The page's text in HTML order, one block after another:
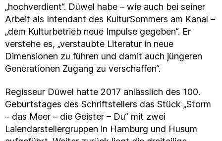
„hochverdient“. Düwel habe – wie auch bei seiner
Arbeit als Intendant des KulturSommers am Kanal –
„dem Kulturbetrieb neue Impulse gegeben“. Er
verstehe es, „verstaubte Literatur in neue
Dimensionen zu führen und damit auch jüngeren
Generationen Zugang zu verschaffen“.
Regisseur Düwel hatte 2017 anlässlich des 100.
Geburtstages des Schriftstellers das Stück „Storm
– das Meer – die Geister – Du“ mit zwei
Laiendarstellergruppen in Hamburg und Husum